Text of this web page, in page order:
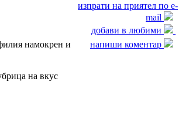
намокрен и
на вкус
изпрати на приятел по e-
mail
добави в любими
напиши коментар